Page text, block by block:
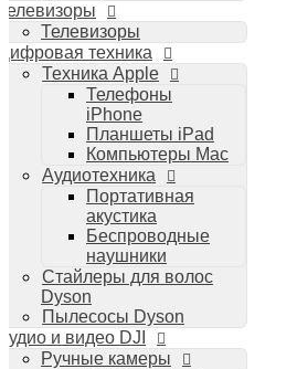
Телевизоры
техника
Техника Apple
Телефоны
iPhone
Планшеты iPad
Компьютеры Mac
Аудиотехника
Портативная
акустика
Беспроводные
наушники
Стайлеры для волос
Dyson
Пылесосы Dyson
и видео DJI
Ручные камеры